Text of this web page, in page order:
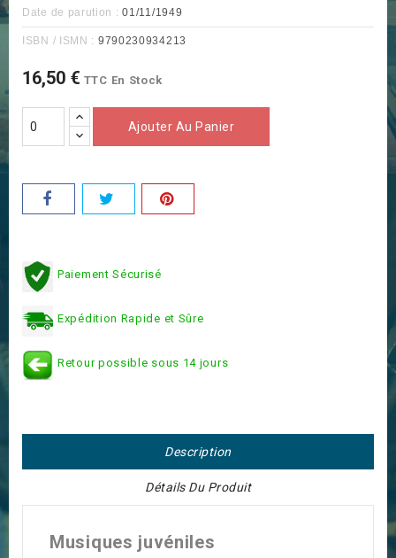
Date de parution : 01/11/1949
ISBN / ISMN : 9790230934213
16,50 € TTC En Stock
Ajouter Au Panier
Paiement Sécurisé
Expédition Rapide et Sûre
Retour possible sous 14 jours
Description
Détails Du Produit
Musiques juvéniles